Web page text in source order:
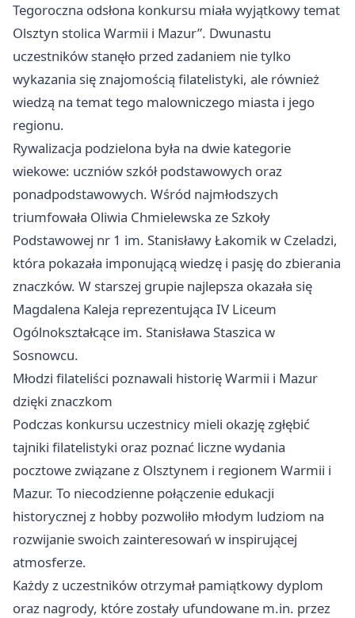
Tegoroczna odsłona konkursu miała wyjątkowy temat
Olsztyn stolica Warmii i Mazur”. Dwunastu
uczestników stanęło przed zadaniem nie tylko
wykazania się znajomością filatelistyki, ale również
wiedzą na temat tego malowniczego miasta i jego
regionu.
Rywalizacja podzielona była na dwie kategorie
wiekowe: uczniów szkół podstawowych oraz
ponadpodstawowych. Wśród najmłodszych
triumfowała Oliwia Chmielewska ze Szkoły
Podstawowej nr 1 im. Stanisławy Łakomik w Czeladzi,
która pokazała imponującą wiedzę i pasję do zbierania
znaczków. W starszej grupie najlepsza okazała się
Magdalena Kaleja reprezentująca IV Liceum
Ogólnokształcące im. Stanisława Staszica w
Sosnowcu.
Młodzi filateliści poznawali historię Warmii i Mazur
dzięki znaczkom
Podczas konkursu uczestnicy mieli okazję zgłębić
tajniki filatelistyki oraz poznać liczne wydania
pocztowe związane z Olsztynem i regionem Warmii i
Mazur. To niecodzienne połączenie edukacji
historycznej z hobby pozwoliło młodym ludziom na
rozwijanie swoich zainteresowań w inspirującej
atmosferze.
Każdy z uczestników otrzymał pamiątkowy dyplom
oraz nagrody, które zostały ufundowane m.in. przez